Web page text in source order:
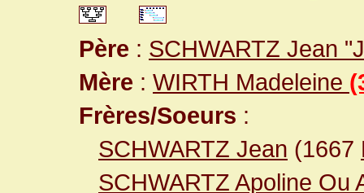
Père : SCHWARTZ Jean
Mère : WIRTH Madeleine
Frères/Soeurs :
SCHWARTZ Jean (1667
SCHWARTZ Apoline Ou